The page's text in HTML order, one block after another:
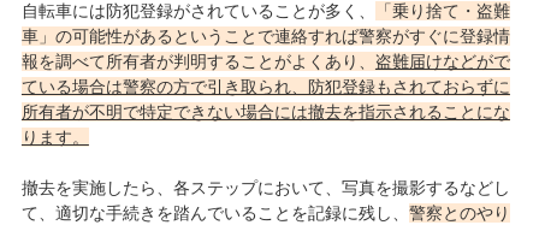
自転車には防犯登録がされていることが多く、
「乗り捨て・盗難
車」の可能性があるということで連絡すれば警察がすぐに登録情
報を調べて所有者が判明することがよくあり、 盗難届けなどがで
ている場合は警察の方で引き取られ、防犯登録もされておらずに
所有者が不明で特定できない場合には撤去を指示されることにな
ります。
撤去を実施したら、各ステップにおいて、写真を撮影するなどし
て、適切な手続きを踏んでいることを記録に残し、 警察とのやり